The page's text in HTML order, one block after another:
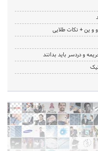
و ین + نکات طلایی
و دردسر باید بدانند